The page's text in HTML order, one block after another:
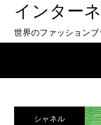
インター
世界のファッションブ
シャネル